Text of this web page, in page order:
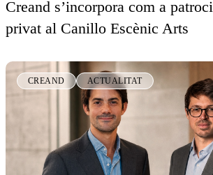
Creand s’incorpora com a
privat al Canillo Escènic Arts
CREAND ACTUALITAT